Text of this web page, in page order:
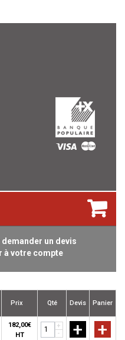
un devis
à votre compte
Prix Qté Devis Panier
182,00€
HT
+
-
+ +